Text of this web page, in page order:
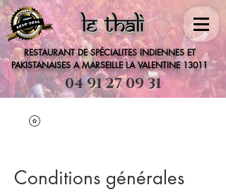
lE THALI
RESTAURANT DE SPÉCIALITES INDIENNES ET
PAKISTANAISES A MARSEILLE LA VALENTINE 13011
04 91 27 09 31
Conditions générales